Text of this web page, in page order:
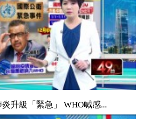
升級「緊急」 WHO喊感...